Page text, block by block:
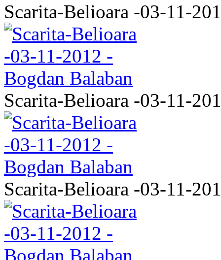
Scarita-Belioara -03-11-
Scarita-Belioara -03-11-
Scarita-Belioara -03-11-